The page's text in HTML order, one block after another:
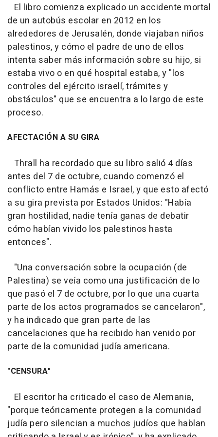
El libro comienza explicado un accidente mortal
de un autobús escolar en 2012 en los
alrededores de Jerusalén, donde viajaban niños
palestinos, y cómo el padre de uno de ellos
intenta saber más información sobre su hijo, si
estaba vivo o en qué hospital estaba, y "los
controles del ejército israelí, trámites y
obstáculos" que se encuentra a lo largo de este
proceso.
AFECTACIÓN A SU GIRA
Thrall ha recordado que su libro salió 4 días
antes del 7 de octubre, cuando comenzó el
conflicto entre Hamás e Israel, y que esto afectó
a su gira prevista por Estados Unidos: "Había
gran hostilidad, nadie tenía ganas de debatir
cómo habían vivido los palestinos hasta
entonces".
"Una conversación sobre la ocupación (de
Palestina) se veía como una justificación de lo
que pasó el 7 de octubre, por lo que una cuarta
parte de los actos programados se cancelaron",
y ha indicado que gran parte de las
cancelaciones que ha recibido han venido por
parte de la comunidad judía americana.
"CENSURA"
El escritor ha criticado el caso de Alemania,
"porque teóricamente protegen a la comunidad
judía pero silencian a muchos judíos que hablan